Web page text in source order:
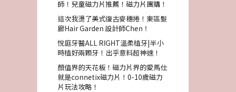
師！兒童磁力片推薦！磁力片團購！
這次我燙了美式復古麥穗捲！東區髮
廊Hair Garden 設計師Chen！
悅庭牙醫ALL RIGHT溫柔植牙|半小
時植好兩顆牙！出乎意料超神速！
顏值界的天花板！磁力片界的愛馬仕
就是connetix磁力片！0-10歲磁力
片玩法攻略！